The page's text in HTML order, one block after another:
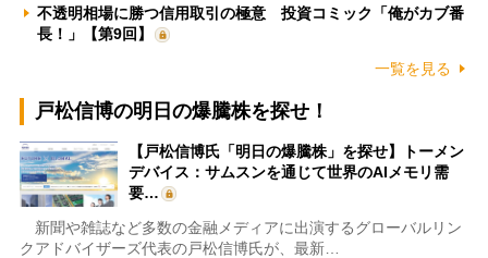
不透明相場に勝つ信用取引の極意 投資コミック「俺がカブ番
長！」【第9回】
一覧を見る
戸松信博の明日の爆騰株を探せ！
【戸松信博氏「明日の爆騰株」を探せ】トーメン
デバイス：サムスンを通じて世界のAIメモリ需
要…
新聞や雑誌など多数の金融メディアに出演するグローバルリン
クアドバイザーズ代表の戸松信博氏が、最新…